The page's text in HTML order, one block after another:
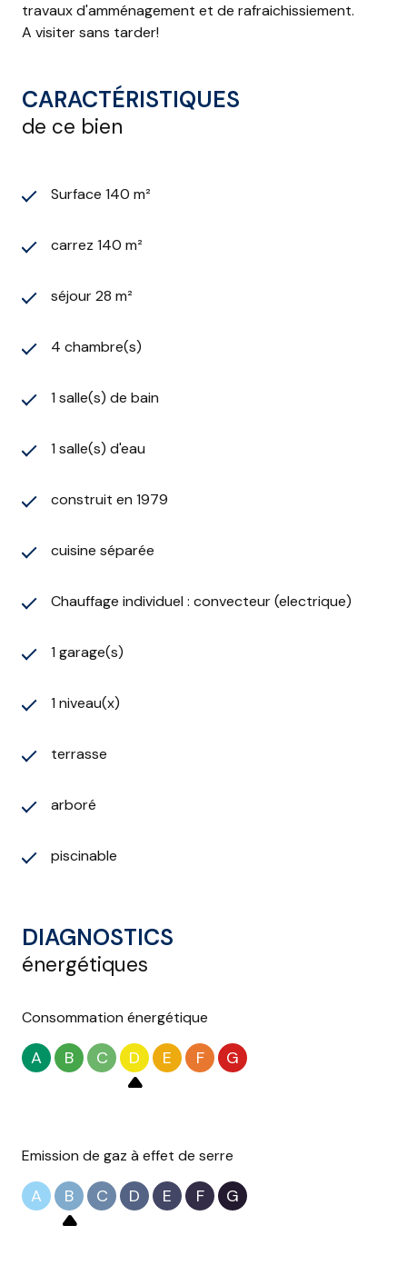
travaux d'amménagement et de rafraichissiement.
A visiter sans tarder!
CARACTÉRISTIQUES
de ce bien
Surface 140 m²
carrez 140 m²
séjour 28 m²
4 chambre(s)
1 salle(s) de bain
1 salle(s) d'eau
construit en 1979
cuisine séparée
Chauffage individuel : convecteur (electrique)
1 garage(s)
1 niveau(x)
terrasse
arboré
piscinable
DIAGNOSTICS
énergétiques
Consommation énergétique
A B C D E F G
Emission de gaz à effet de serre
A B C D E F G